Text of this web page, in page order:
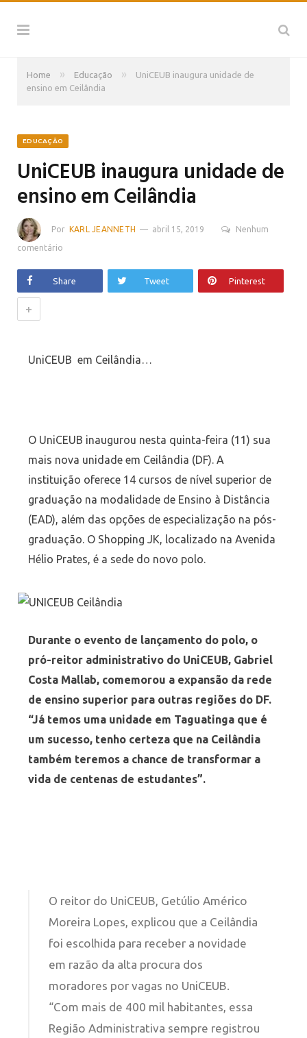
Home » Educação »
UniCEUB inaugura unidade de
ensino em Ceilândia
EDUCAÇÃO
UniCEUB inaugura unidade de
ensino em Ceilândia
Por KARL JEANNETH abril 15, 2019 Nenhum
comentário
Share Tweet Pinterest
+
UniCEUB em Ceilândia…
O UniCEUB inaugurou nesta quinta-feira (11) sua
mais nova unidade em Ceilândia (DF). A
instituição oferece 14 cursos de nível superior de
graduação na modalidade de Ensino à Distância
(EAD), além das opções de especialização na pós-
graduação. O Shopping JK, localizado na Avenida
Hélio Prates, é a sede do novo polo.
Durante o evento de lançamento do polo, o
pró-reitor administrativo do UniCEUB, Gabriel
Costa Mallab, comemorou a expansão da rede
de ensino superior para outras regiões do DF.
“Já temos uma unidade em Taguatinga que é
um sucesso, tenho certeza que na Ceilândia
também teremos a chance de transformar a
vida de centenas de estudantes”.
O reitor do UniCEUB, Getúlio Américo
Moreira Lopes, explicou que a Ceilândia
foi escolhida para receber a novidade
em razão da alta procura dos
moradores por vagas no UniCEUB.
“Com mais de 400 mil habitantes, essa
Região Administrativa sempre registrou